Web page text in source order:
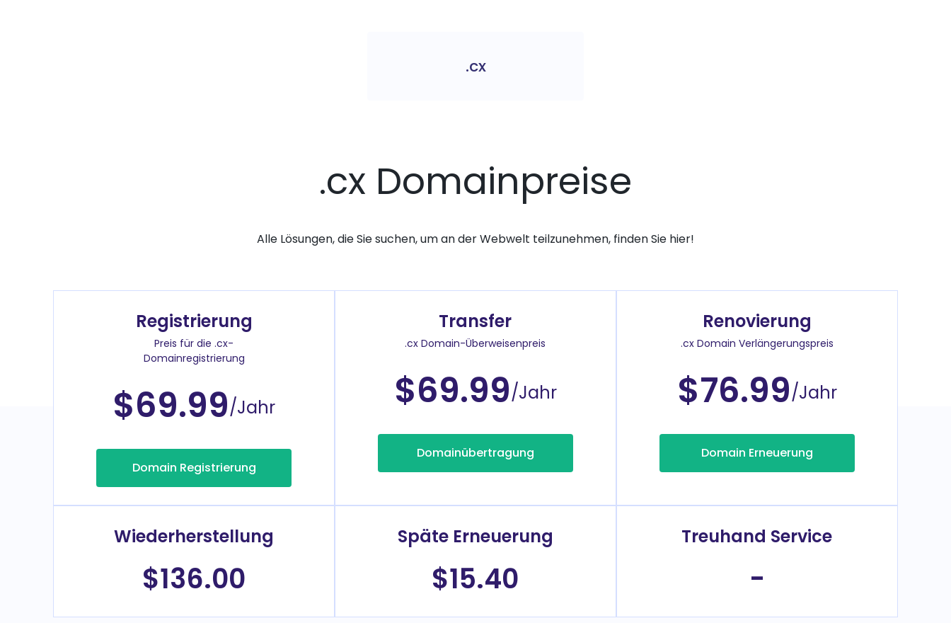
.cx
.cx Domainpreise
Alle Lösungen, die Sie suchen, um an der Webwelt teilzunehmen, finden Sie hier!
Registrierung
Preis für die .cx-
Domainregistrierung
$69.99/Jahr
Domain Registrierung
Transfer
.cx Domain-Überweisenpreis
$69.99/Jahr
Domainübertragung
Renovierung
.cx Domain Verlängerungspreis
$76.99/Jahr
Domain Erneuerung
Wiederherstellung
$136.00
Späte Erneuerung
$15.40
Treuhand Service
-